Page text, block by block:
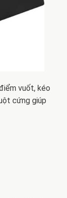
vuốt, kéo
cứng giúp